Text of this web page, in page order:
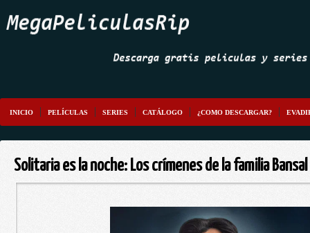
INICIO PELÍCULAS SERIES CATÁLOGO ¿COMO DESCARGAR?
Solitaria es la noche: Los crímenes de la familia